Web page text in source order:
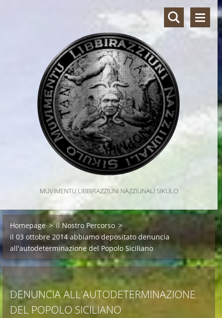
MUVIMENTU LIBBIRAZZIUNI NAZZIUNALI SIKULO
Homepage > il Nostro Percorso >
il 03 ottobre 2014 abbiamo depositato denuncia
all'autodeterminazione del Popolo Siciliano
DENUNCIA ALL'AUTODETERMINAZIONE
DEL POPOLO SICILIANO